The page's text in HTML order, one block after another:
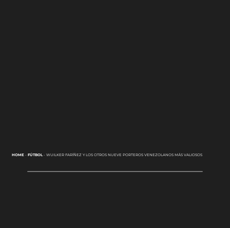
HOME- FÚTBOL- WUILKER FARÍÑEZ Y LOS OTROS NUEVE PORTEROS VENEZOLANOS MÁS VALIOSOS